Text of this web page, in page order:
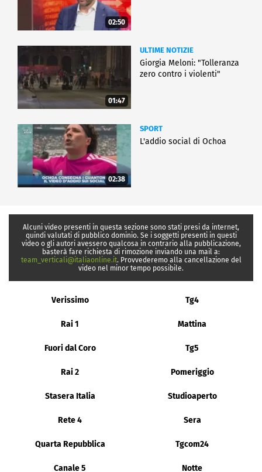
02:50
01:47
ULTIME NOTIZIE
Giorgia Meloni: "Tolleranza
zero contro i violenti"
02:38
SPORT
L'addio social di Ochoa
Alcuni video presenti in questa sezione sono stati presi da internet,
quindi valutati di pubblico dominio. Se i soggetti presenti in questi
video o gli autori avessero qualcosa in contrario alla pubblicazione,
basterà fare richiesta di rimozione inviando una mail a:
team_verticali@italiaonline.it. Provvederemo alla cancellazione del
video nel minor tempo possibile.
Verissimo Tg4
Rai 1 Mattina
Fuori dal Coro Tg5
Rai 2 Pomeriggio
Stasera Italia Studioaperto
Rete 4 Sera
Quarta Repubblica Tgcom24
Canale 5 Notte